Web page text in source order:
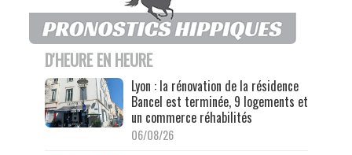
D'HEURE EN HEURE
Lyon : la rénovation de la résidence
Bancel est terminée, 9 logements et
un commerce réhabilités
06/08/26